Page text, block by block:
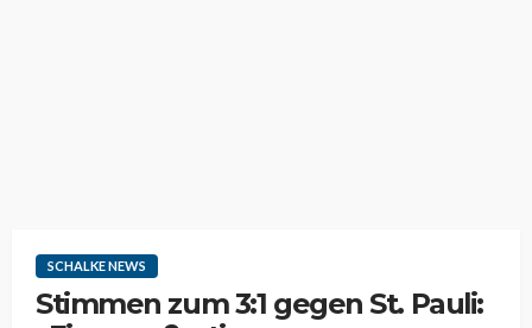
SCHALKE NEWS
Stimmen zum 3:1 gegen St. Pauli: